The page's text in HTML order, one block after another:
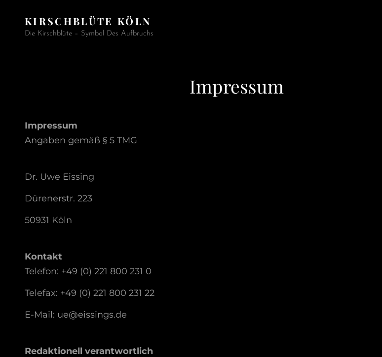
KIRSCHBLÜTE KÖLN
Die Kirschblüte – Symbol Des Aufbruchs
Impressum
Impressum
Angaben gemäß § 5 TMG
Dr. Uwe Eissing
Dürenerstr. 223
50931 Köln
Kontakt
Telefon: +49 (0) 221 800 231 0
Telefax: +49 (0) 221 800 231 22
E-Mail: ue@eissings.de
Redaktionell verantwortlich